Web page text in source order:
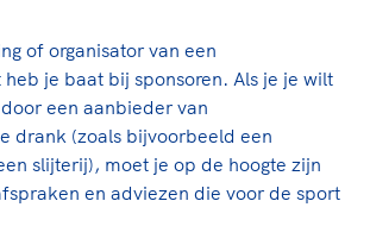
bestuurlijk kader
TeamNL Experts
Science Centre
LA28
of organisator van een
je baat bij sponsoren. Als je je wilt
een aanbieder van
drank (zoals bijvoorbeeld een
slijterij), moet je op de hoogte zijn
en adviezen die voor de sport